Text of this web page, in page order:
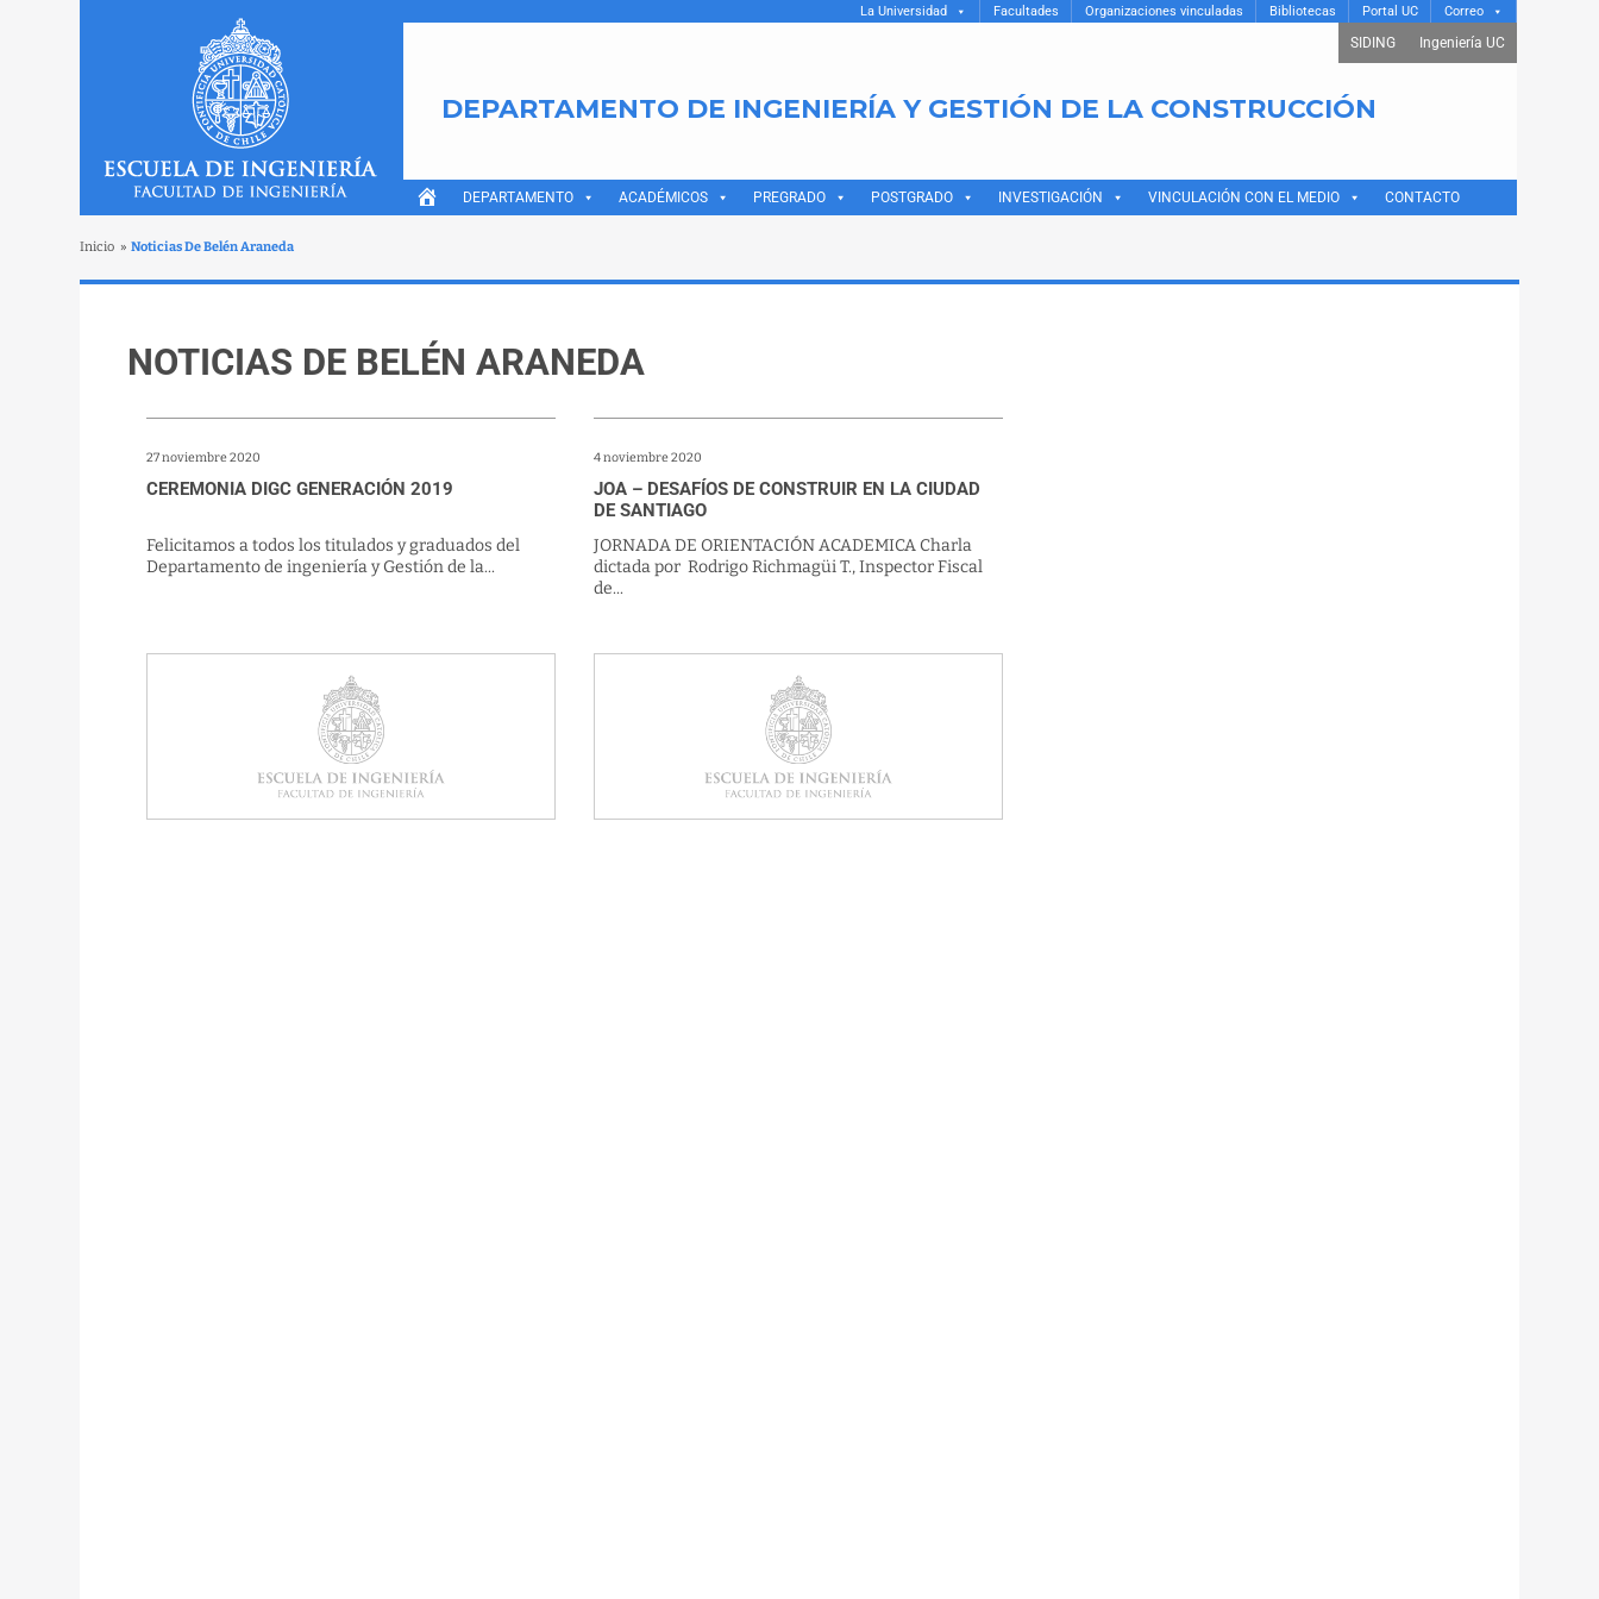
La Universidad Facultades Organizaciones vinculadas Bibliotecas Portal UC Correo
SIDING Ingeniería UC
DEPARTAMENTO DE INGENIERÍA Y GESTIÓN DE LA CONSTRUCCIÓN
DEPARTAMENTO ACADÉMICOS PREGRADO POSTGRADO INVESTIGACIÓN VINCULACIÓN CON EL MEDIO CONTACTO
Inicio » Noticias De Belén Araneda
NOTICIAS DE BELÉN ARANEDA
27 noviembre 2020
CEREMONIA DIGC GENERACIÓN 2019
Felicitamos a todos los titulados y graduados del
Departamento de ingeniería y Gestión de la...
4 noviembre 2020
JOA – DESAFÍOS DE CONSTRUIR EN LA CIUDAD
DE SANTIAGO
JORNADA DE ORIENTACIÓN ACADEMICA Charla
dictada por Rodrigo Richmagüi T., Inspector Fiscal
de...